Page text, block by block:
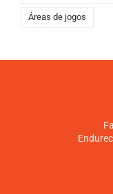
Áreas de jogos